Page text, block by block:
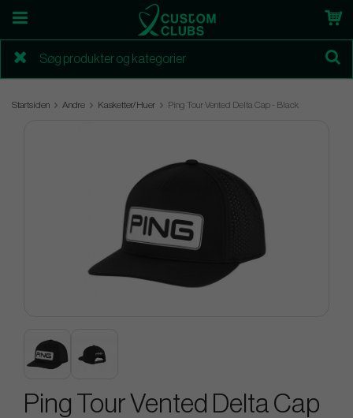
Startsiden Andre Kasketter/Huer Ping Tour Vented Delta Cap - Black
Ping Tour Vented Delta Cap